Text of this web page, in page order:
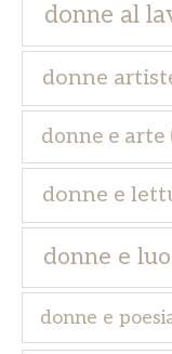
donne al
donne
donne e arte
donne e
donne e
donne e